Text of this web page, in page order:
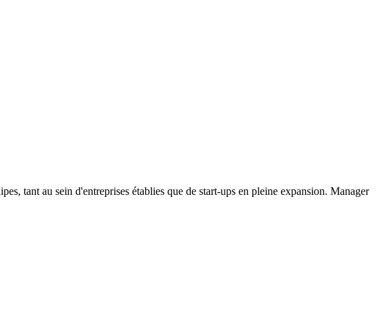
tant au sein d'entreprises établies que de start-ups en pleine expansion. Manager